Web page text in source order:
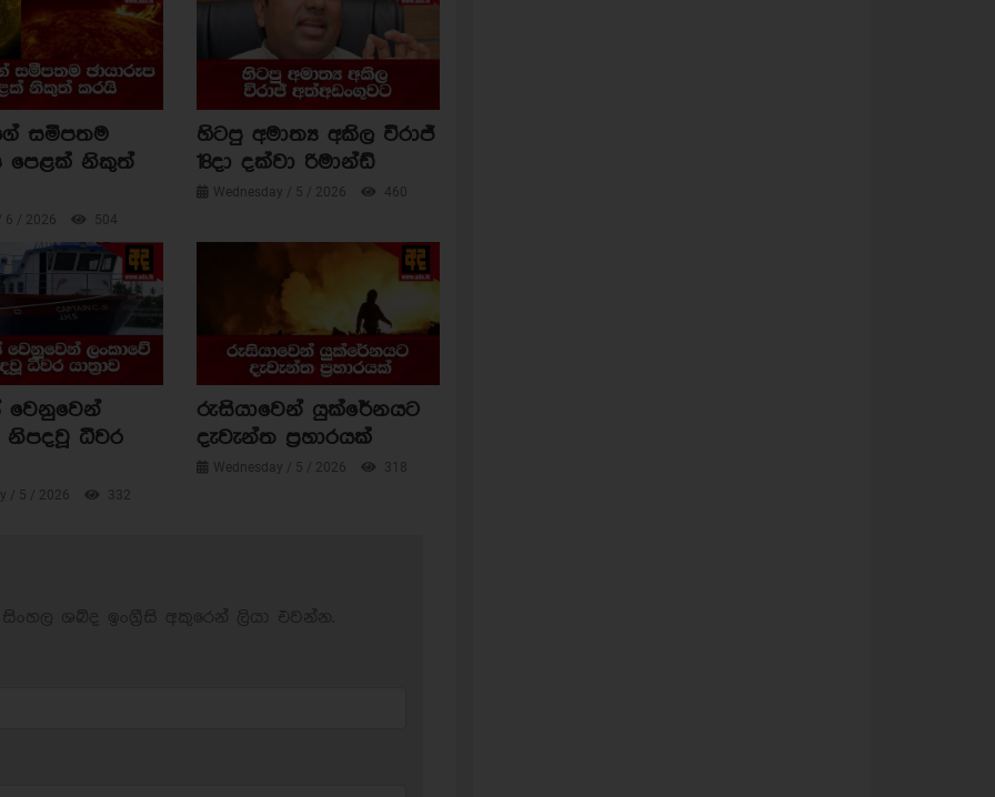
සමීපතම
පෙළක් නිකුත්
6 / 2026 504
හිටපු අමාත්‍ය අකිල විරාජ්
18දා දක්වා රිමාන්ඩ්
Wednesday / 5 / 2026 460
වෙනුවෙන්
නිපදවූ ධීවර
/ 5 / 2026 332
රුසියාවෙන් යුක්රේනයට
දැවැන්ත ප්‍රහාරයක්
Wednesday / 5 / 2026 318